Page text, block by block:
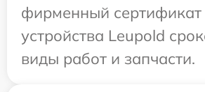
фирменный сертификат
устройства Leupold
виды работ и запчасти.